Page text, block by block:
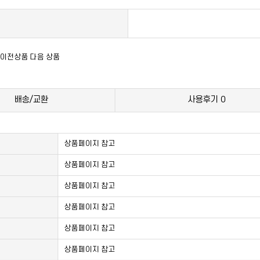
이전상품 다음 상품
배송/교환 사용후기 0
상품페이지 참고
상품페이지 참고
상품페이지 참고
상품페이지 참고
상품페이지 참고
상품페이지 참고